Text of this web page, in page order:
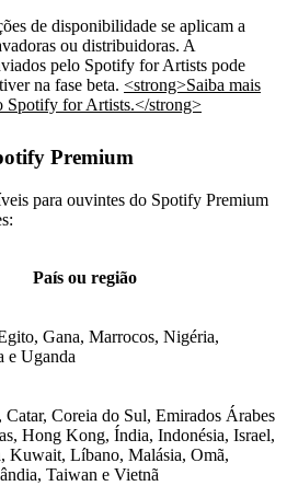
de disponibilidade se aplicam a
ou distribuidoras. A
pelo Spotify for Artists pode
na fase beta. <strong>Saiba mais
Spotify for Artists.</strong>
Premium
para ouvintes do Spotify Premium
País ou região
Gana, Marrocos, Nigéria,
e Uganda
Catar, Coreia do Sul, Emirados Árabes
Hong Kong, Índia, Indonésia, Israel,
Kuwait, Líbano, Malásia, Omã,
Taiwan e Vietnã